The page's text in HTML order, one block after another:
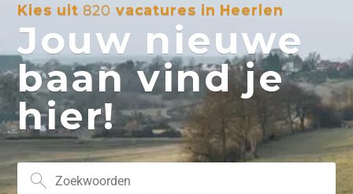
Kies uit 820 vacatures in Heerlen
Jouw nieuwe
baan vind je
hier!